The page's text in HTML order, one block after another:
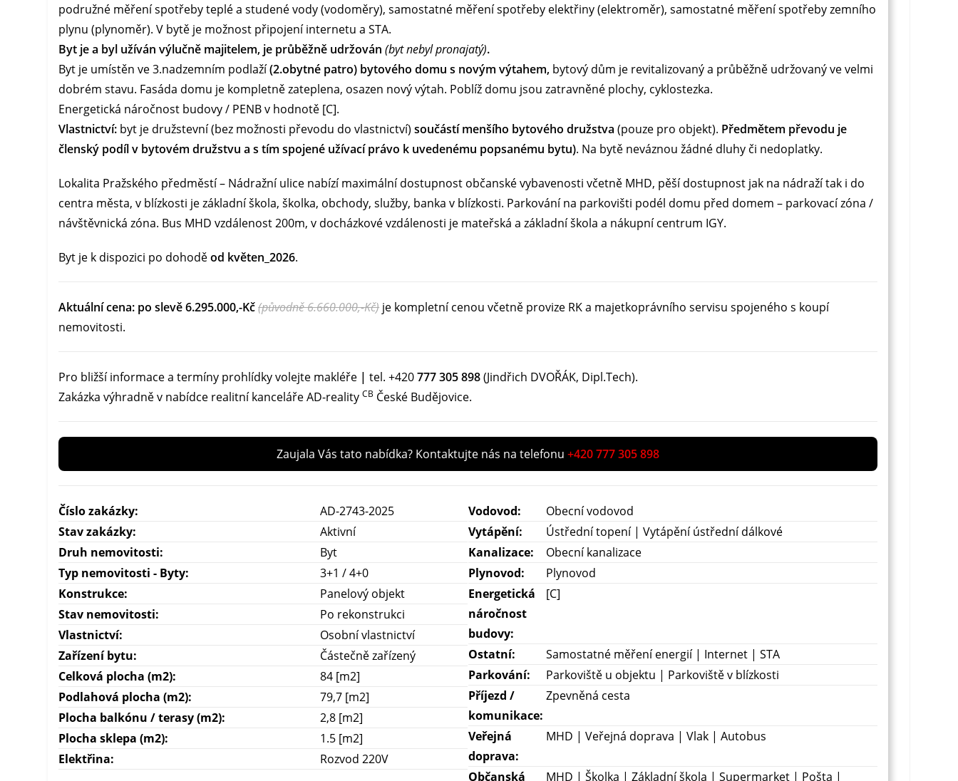
podružné měření spotřeby teplé a studené vody (vodoměry), samostatné měření spotřeby elektřiny (elektroměr), samostatné měření spotřeby zemního
plynu (plynoměr). V bytě je možnost připojení internetu a STA.
Byt je a byl užíván výlučně majitelem, je průběžně udržován(byt nebyl pronajatý).
Byt je umístěn ve 3.nadzemním podlaží(2.obytné patro) bytového domu s novým výtahem, bytový dům je revitalizovaný a průběžně udržovaný ve velmi
dobrém stavu. Fasáda domu je kompletně zateplena, osazen nový výtah. Poblíž domu jsou zatravněné plochy, cyklostezka.
Energetická náročnost budovy / PENB v hodnotě [C].
Vlastnictví: byt je družstevní (bez možnosti převodu do vlastnictví)součástí menšího bytového družstva (pouze pro objekt). Předmětem převodu je
členský podíl v bytovém družstvu a s tím spojené užívací právo k uvedenému popsanému bytu). Na bytě neváznou žádné dluhy či nedoplatky.
Lokalita Pražského předměstí – Nádražní ulice nabízí maximální dostupnost občanské vybavenosti včetně MHD, pěší dostupnost jak na nádraží tak i do
centra města, v blízkosti je základní škola, školka, obchody, služby, banka v blízkosti. Parkování na parkovišti podél domu před domem – parkovací zóna /
návštěvnická zóna. Bus MHD vzdálenost 200m, v docházkové vzdálenosti je mateřská a základní škola a nákupní centrum IGY.
Byt je k dispozici po dohoděod květen_2026.
Aktuální cena: po slevě 6.295.000,-Kč(původně 6.660.000,-Kč) je kompletní cenou včetně provize RK a majetkoprávního servisu spojeného s koupí
nemovitosti.
Pro bližší informace a termíny prohlídky volejte makléře | tel. +420777 305 898(Jindřich DVOŘÁK, Dipl.Tech).
Zakázka výhradně v nabídce realitní kanceláře AD-realityCB České Budějovice.
Zaujala Vás tato nabídka? Kontaktujte nás na telefonu +420 777 305 898
Číslo zakázky:
AD-2743-2025
Stav zakázky:
Aktivní
Druh nemovitosti:
Byt
Typ nemovitosti - Byty:
3+1 / 4+0
Konstrukce:
Panelový objekt
Stav nemovitosti:
Po rekonstrukci
Vlastnictví:
Osobní vlastnictví
Zařízení bytu:
Částečně zařízený
Celková plocha (m2):
84 [m2]
Podlahová plocha (m2):
79,7 [m2]
Plocha balkónu / terasy (m2):
2,8 [m2]
Plocha sklepa (m2):
1.5 [m2]
Elektřina:
Rozvod 220V
Vodovod:
Obecní vodovod
Vytápění:
Ústřední topení | Vytápění ústřední dálkové
Kanalizace:
Obecní kanalizace
Plynovod:
Plynovod
Energetická
náročnost
budovy:
[C]
Ostatní:
Samostatné měření energií | Internet | STA
Parkování:
Parkoviště u objektu | Parkoviště v blízkosti
Příjezd /
komunikace:
Zpevněná cesta
Veřejná
doprava:
MHD | Veřejná doprava | Vlak | Autobus
Občanská MHD | Školka | Základní škola | Supermarket | Pošta |